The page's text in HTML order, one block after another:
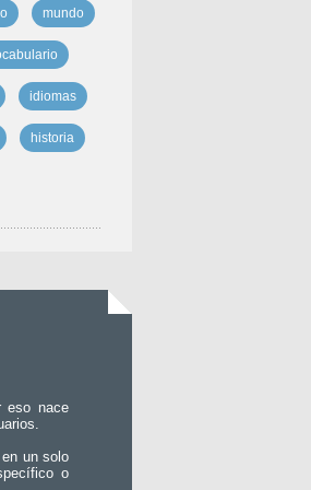
mundo
idiomas
historia
eso nace
un solo
o